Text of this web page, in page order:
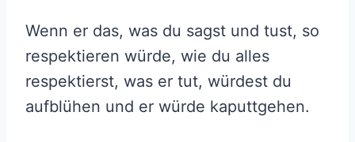
Wenn er das, was du sagst und tust, so
respektieren würde, wie du alles
respektierst, was er tut, würdest du
aufblühen und er würde kaputtgehen.